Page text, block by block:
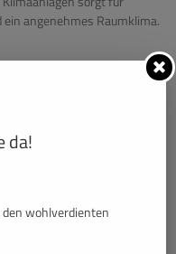
angenehmes Raumklima.
da!
wohlverdienten